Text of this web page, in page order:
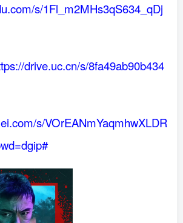
s/1Fl_m2MHs3qS634_qDj
drive.uc.cn/s/8fa49ab90b434
s/VOrEANmYaqmhwXLDR